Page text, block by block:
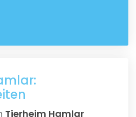
Tierheim Hamlar